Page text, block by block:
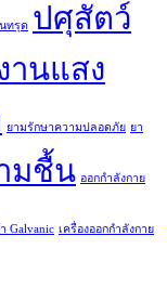
ทรุด ปศุสัตว์
านแสง
ยามรักษาความปลอดภัย ยา
มชื้น ออกกำลังกาย
Galvanic เครื่องออกกำลังกาย